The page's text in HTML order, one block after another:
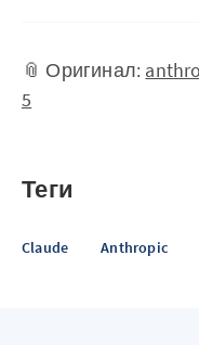
📎 Оригинал:
5
Теги
Claude Anthropic